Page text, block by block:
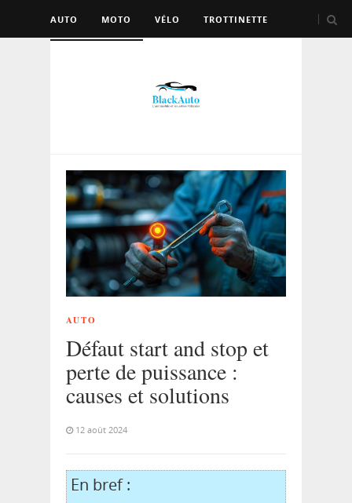
AUTO MOTO VÉLO TROTTINETTE
AUTO
Défaut start and stop et
perte de puissance :
causes et solutions
12 août 2024
En bref :